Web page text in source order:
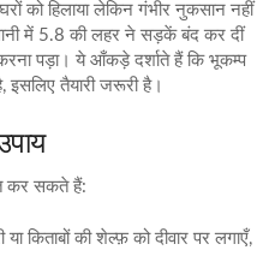
को हिलाया लेकिन गंभीर नुकसान नहीं
में 5.8 की लहर ने सड़कें बंद कर दीं
पड़ा। ये आँकड़े दर्शाते हैं कि भूकम्प
इसलिए तैयारी जरूरी है।
कर सकते हैं:
या किताबों की शेल्फ़ को दीवार पर लगाएँ,